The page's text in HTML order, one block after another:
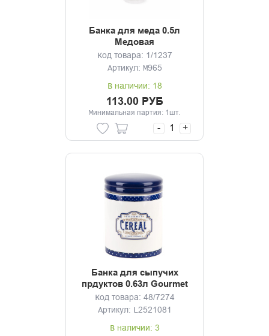
Банка для меда 0.5л
Медовая
Код товара: 1/1237
Артикул: М965
В наличии: 18
113.00 РУБ
Минимальная партия: 1шт.
- +
Банка для сыпучих
прдуктов 0.63л Gourmet
Код товара: 48/7274
Артикул: L2521081
В наличии: 3